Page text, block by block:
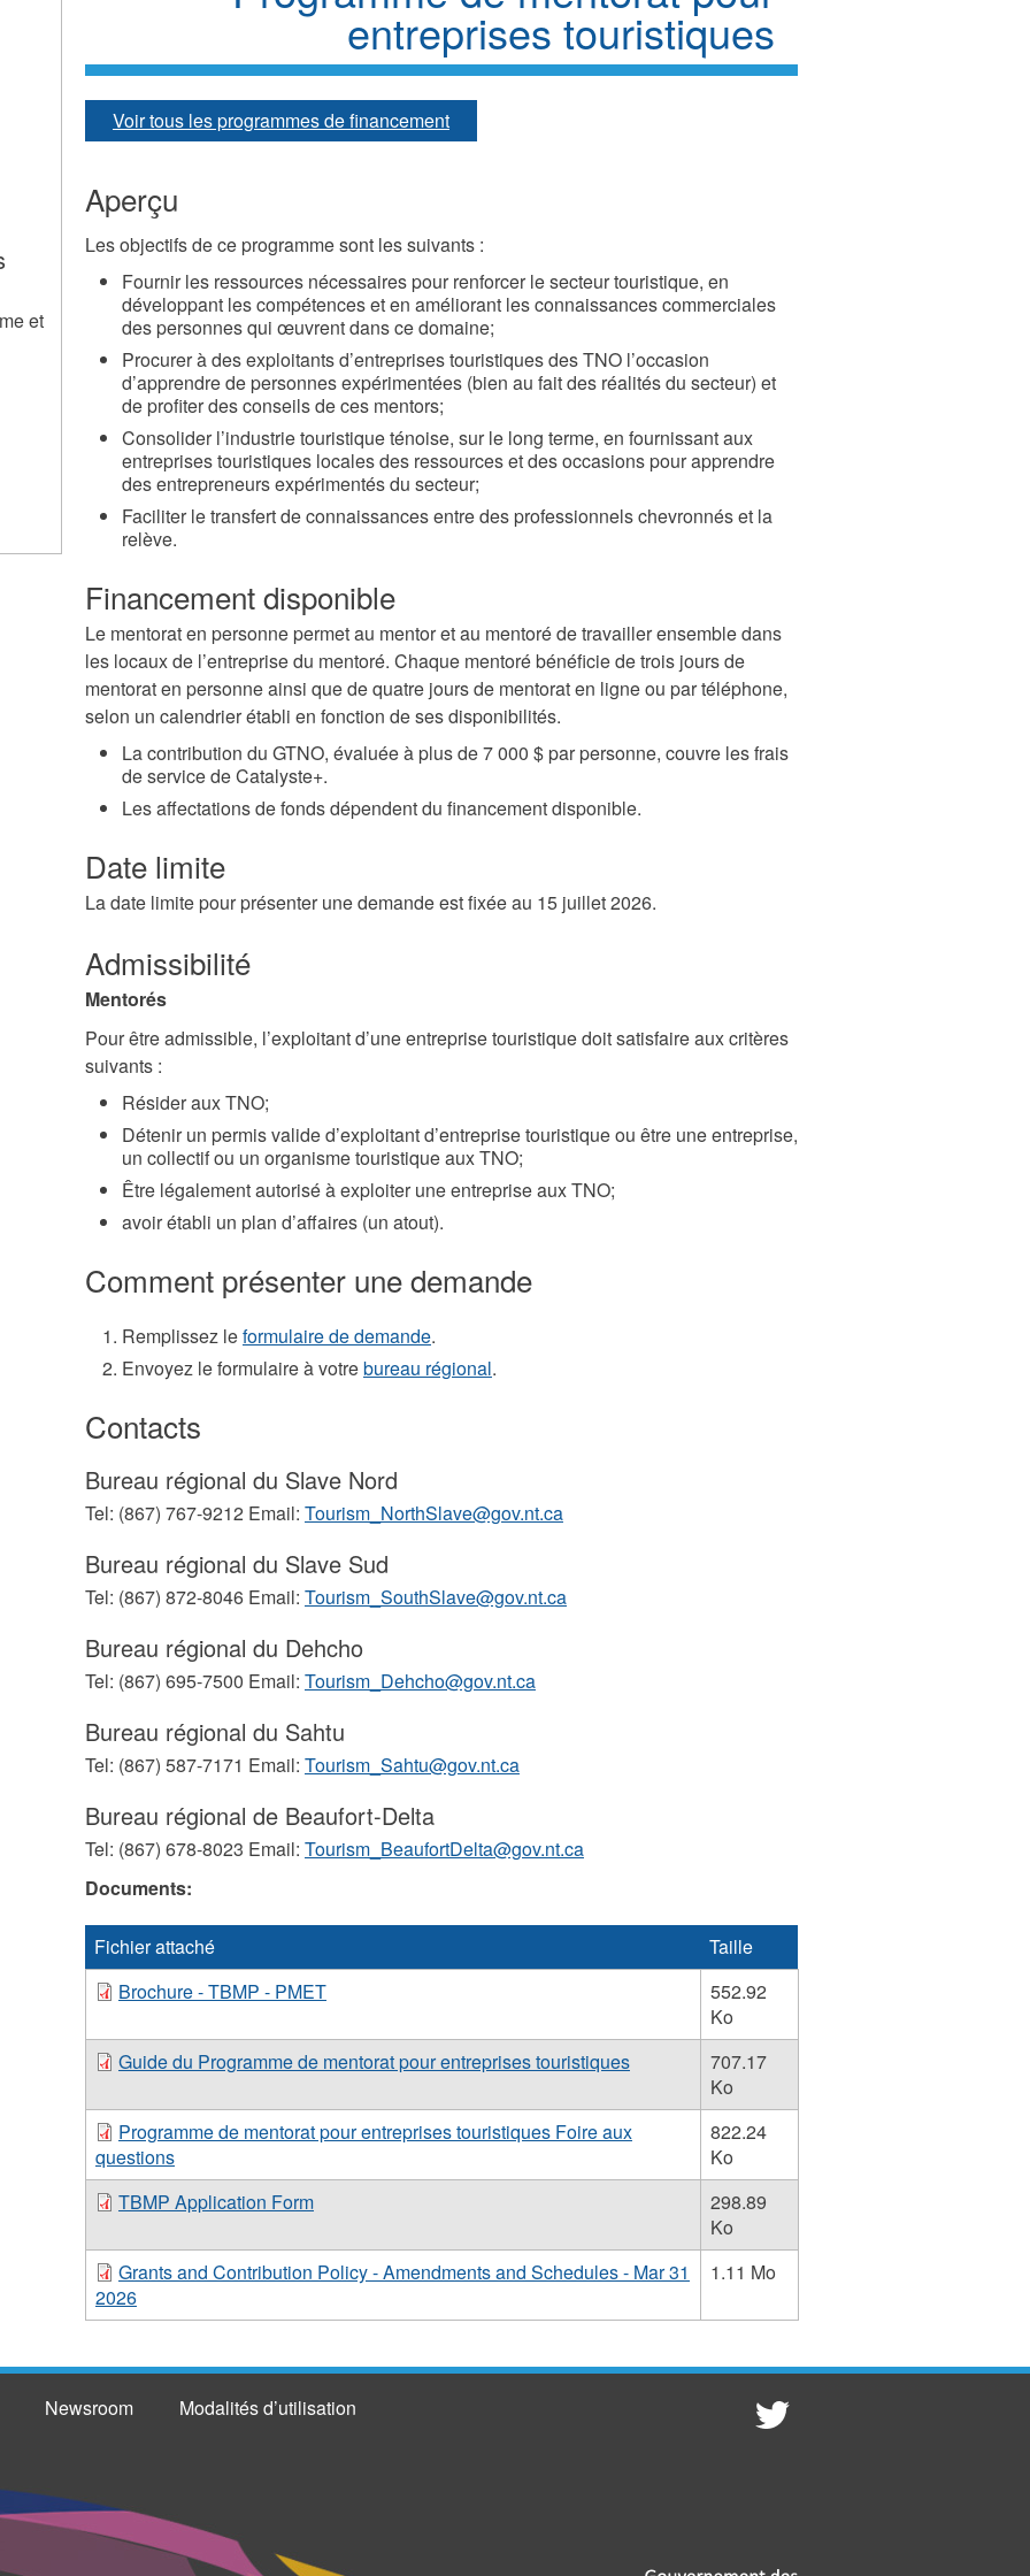
entreprises touristiques
Voir tous les programmes de financement
Aperçu
Les objectifs de ce programme sont les suivants :
Fournir les ressources nécessaires pour renforcer le secteur touristique, en
développant les compétences et en améliorant les connaissances commerciales
des personnes qui œuvrent dans ce domaine;
Procurer à des exploitants d’entreprises touristiques des TNO l’occasion
d’apprendre de personnes expérimentées (bien au fait des réalités du secteur) et
de profiter des conseils de ces mentors;
Consolider l’industrie touristique ténoise, sur le long terme, en fournissant aux
entreprises touristiques locales des ressources et des occasions pour apprendre
des entrepreneurs expérimentés du secteur;
Faciliter le transfert de connaissances entre des professionnels chevronnés et la
relève.
Financement disponible
Le mentorat en personne permet au mentor et au mentoré de travailler ensemble dans
les locaux de l’entreprise du mentoré. Chaque mentoré bénéficie de trois jours de
mentorat en personne ainsi que de quatre jours de mentorat en ligne ou par téléphone,
selon un calendrier établi en fonction de ses disponibilités.
La contribution du GTNO, évaluée à plus de 7 000 $ par personne, couvre les frais
de service de Catalyste+.
Les affectations de fonds dépendent du financement disponible.
Date limite
La date limite pour présenter une demande est fixée au 15 juillet 2026.
Admissibilité
Mentorés
Pour être admissible, l’exploitant d’une entreprise touristique doit satisfaire aux critères
suivants :
Résider aux TNO;
Détenir un permis valide d’exploitant d’entreprise touristique ou être une entreprise,
un collectif ou un organisme touristique aux TNO;
Être légalement autorisé à exploiter une entreprise aux TNO;
avoir établi un plan d’affaires (un atout).
Comment présenter une demande
Remplissez leformulaire de demande.
Envoyez le formulaire à votrebureau régional.
Contacts
Bureau régional du Slave Nord
Tel: (867) 767-9212 Email: Tourism_NorthSlave@gov.nt.ca
Bureau régional du Slave Sud
Tel: (867) 872-8046 Email: Tourism_SouthSlave@gov.nt.ca
Bureau régional du Dehcho
Tel: (867) 695-7500 Email: Tourism_Dehcho@gov.nt.ca
Bureau régional du Sahtu
Tel: (867) 587-7171 Email: Tourism_Sahtu@gov.nt.ca
Bureau régional de Beaufort-Delta
Tel: (867) 678-8023 Email: Tourism_BeaufortDelta@gov.nt.ca
Documents:
Fichier attaché
Taille
Brochure - TBMP - PMET
552.92
Ko
Guide du Programme de mentorat pour entreprises touristiques
707.17
Ko
Programme de mentorat pour entreprises touristiques Foire aux
questions
822.24
Ko
TBMP Application Form
298.89
Ko
Grants and Contribution Policy - Amendments and Schedules - Mar 31
2026
1.11 Mo
et
Newsroom Modalités d’utilisation